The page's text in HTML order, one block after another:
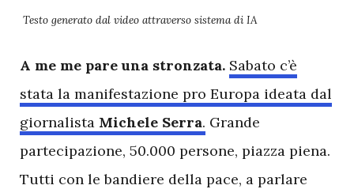
Testo generato dal video attraverso sistema di IA
A me me pare una stronzata. Sabato c’è
stata la manifestazione pro Europa ideata dal
giornalista Michele Serra. Grande
partecipazione, 50.000 persone, piazza piena.
Tutti con le bandiere della pace, a parlare